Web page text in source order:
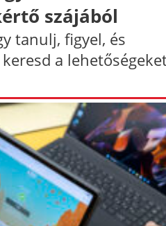
szájából
tanulj, figyel, és
a